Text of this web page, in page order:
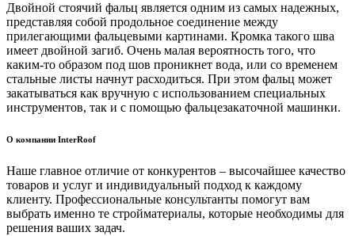
Двойной стоячий фальц является одним из самых надежных,
представляя собой продольное соединение между
прилегающими фальцевыми картинами. Кромка такого шва
имеет двойной загиб. Очень малая вероятность того, что
каким-то образом под шов проникнет вода, или со временем
стальные листы начнут расходиться. При этом фальц может
закатываться как вручную с использованием специальных
инструментов, так и с помощью фальцезакаточной машинки.
О компании InterRoof
Наше главное отличие от конкурентов – высочайшее качество
товаров и услуг и индивидуальный подход к каждому
клиенту. Профессиональные консультанты помогут вам
выбрать именно те стройматериалы, которые необходимы для
решения ваших задач.